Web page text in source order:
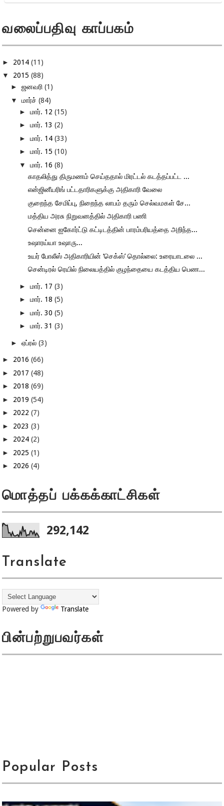
வலைப்பதிவு காப்பகம்
► 2014(11)
▼ 2015(88)
►ஜனவரி(1)
▼மார்ச்(84)
►மார். 12(15)
►மார். 13(2)
►மார். 14(33)
►மார். 15(10)
▼மார். 16(8)
காதலித்து திருமணம் செய்ததால் மிரட்டல் கடத்தப்பட்ட ...
என்ஜினீயரிங் பட்டதாரிகளுக்கு அதிகாரி வேலை
குறைந்த சேமிப்பு, நிறைந்த லாபம் தரும் செல்வமகள் சே...
மத்திய அரசு நிறுவனத்தில் அதிகாரி பணி
சென்னை ஐகோர்ட்டு கட்டிடத்தின் பாரம்பரியத்தை அறிந்த...
உஷாரய்யா உஷாரு...
உயர் போலீஸ் அதிகாரியின் ‘செக்ஸ்’ தொல்லை: உரையாடலை ...
சென்டிரல் ரெயில் நிலையத்தில் குழந்தையை கடத்திய பெண...
►மார். 17(3)
►மார். 18(5)
►மார். 30(5)
►மார். 31(3)
►ஏப்ரல்(3)
► 2016(66)
► 2017(48)
► 2018(69)
► 2019(54)
► 2022(7)
► 2023(3)
► 2024(2)
► 2025(1)
► 2026(4)
மொத்தப் பக்கக்காட்சிகள்
292,142
Translate
Powered by Translate
பின்பற்றுபவர்கள்
Popular Posts